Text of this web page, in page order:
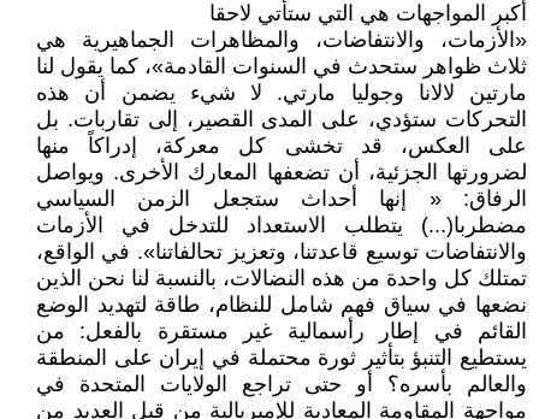
أكبر المواجهات هي التي ستأتي لاحقا
«الأزمات، والانتفاضات، والمظاهرات الجماهيرية هي
ثلاث ظواهر ستحدث في السنوات القادمة»، كما يقول لنا
مارتين لالانا وجوليا مارتي. لا شيء يضمن أن هذه
التحركات ستؤدي، على المدى القصير، إلى تقاربات. بل
على العكس، قد تخشى كل معركة، إدراكاً منها
لضرورتها الجزئية، أن تضعفها المعارك الأخرى. ويواصل
الرفاق: « إنها أحداث ستجعل الزمن السياسي
مضطربا(...) يتطلب الاستعداد للتدخل في الأزمات
والانتفاضات توسيع قاعدتنا، وتعزيز تحالفاتنا». في الواقع،
تمتلك كل واحدة من هذه النضالات، بالنسبة لنا نحن الذين
نضعها في سياق فهم شامل للنظام، طاقة لتهديد الوضع
القائم في إطار رأسمالية غير مستقرة بالفعل: من
يستطيع التنبؤ بتأثير ثورة محتملة في إيران على المنطقة
والعالم بأسره؟ أو حتى تراجع الولايات المتحدة في
مواجهة المقاومة المعادية للإمبريالية من قبل العديد من